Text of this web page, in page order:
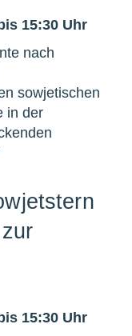
15:30 Uhr
nach
sowjetischen
in der
15:30 Uhr